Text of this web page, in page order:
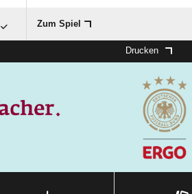
Zum Spiel
Drucken